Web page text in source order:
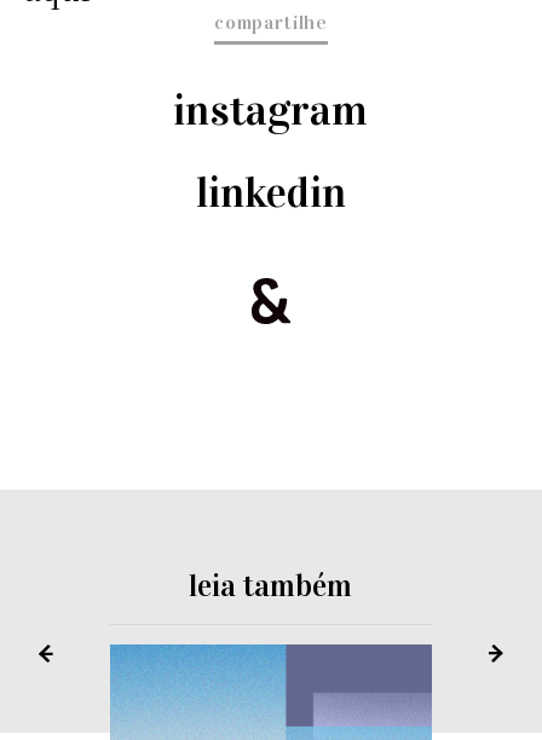
compartilhe
instagram
linkedin
leia também